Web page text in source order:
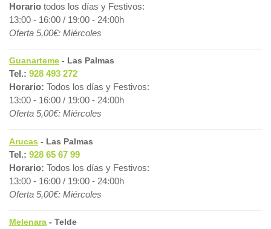
Horario todos los días y Festivos:
13:00 - 16:00 / 19:00 - 24:00h
Oferta 5,00€: Miércoles
Guanarteme - Las Palmas
Tel.: 928 493 272
Horario: Todos los días y Festivos:
13:00 - 16:00 / 19:00 - 24:00h
Oferta 5,00€: Miércoles
Arucas - Las Palmas
Tel.: 928 65 67 99
Horario: Todos los días y Festivos:
13:00 - 16:00 / 19:00 - 24:00h
Oferta 5,00€: Miércoles
Melenara - Telde